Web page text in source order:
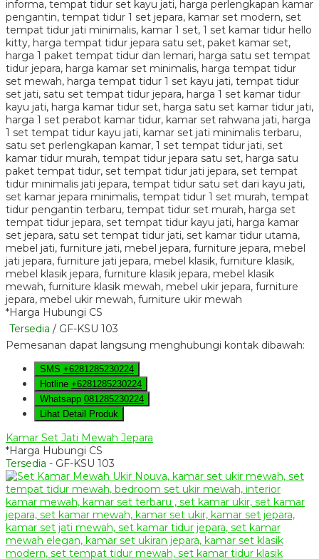
*Harga Hubungi CS
Tersedia / GF-KSU 103
Pemesanan dapat langsung menghubungi kontak dibawah:
SMS +6281285230224
Hotline +6281285230224
Whatsapp 081285230224
Lihat Detail Produk
Kamar Set Jati Mewah Jepara
*Harga Hubungi CS
Tersedia - GF-KSU 103